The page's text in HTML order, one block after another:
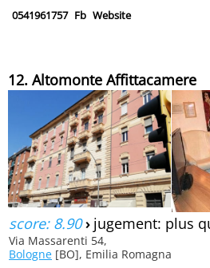
0541961757 Fb Website
12. Altomonte Affittacamere
score: 8.90› jugement: plus
Via Massarenti 54,
Bologne [BO], Emilia Romagna